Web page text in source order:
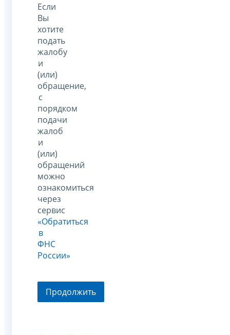
Если
Вы
хотите
подать
жалобу
и
(или)
обращение,
с
порядком
подачи
жалоб
и
(или)
обращений
можно
ознакомиться
через
сервис
«Обратиться
в
ФНС
России»
Продолжить